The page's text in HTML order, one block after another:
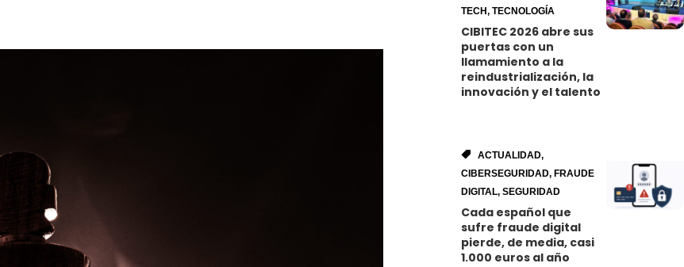
TECH,TECNOLOGÍA
CIBITEC 2026 abre sus
puertas con un
llamamiento a la
reindustrialización, la
innovación y el talento
ACTUALIDAD,
CIBERSEGURIDAD, FRAUDE
DIGITAL,SEGURIDAD
Cada español que
sufre fraude digital
pierde, de media, casi
1.000 euros al año